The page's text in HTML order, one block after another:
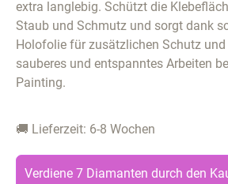
extra langlebig. Schützt die
Staub und Schmutz und sorgt dank
Holofolie für zusätzlichen Schutz
sauberes und entspanntes Arbeiten
Painting.
🚚 Lieferzeit: 6-8 Wochen
Verdiene 7 Diamanten durch den